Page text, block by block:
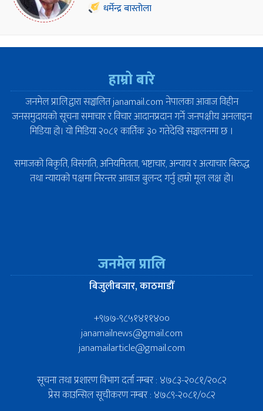
धर्मेन्द्र बास्तोला
हाम्रो बारे
जनमेल प्रा.लि.द्वारा सञ्चालित janamail.com नेपालका आवाज विहीन
जनसमुदायको सूचना समाचार र विचार आदानप्रदान गर्ने जनपक्षीय अनलाइन
मिडिया हो। यो मिडिया २०८१ कार्तिक ३० गतेदेखि सञ्चालनमा छ ।
समाजको बिकृति, विसंगति, अनियमितता, भष्टाचार, अन्याय र अत्याचार बिरुद्ध
तथा न्यायको पक्षमा निरन्तर आवाज बुलन्द गर्नु हाम्रो मूल लक्ष हो।
जनमेल प्रालि
बिजुलीबजार, काठमाडौँ
+९७७-९८५१४११४००
janamailnews@gmail.com
janamailarticle@gmail.com
सूचना तथा प्रशारण विभाग दर्ता नम्बर : ४७८३-२०८१/२०८२
प्रेस काउन्सिल सूचीकरण नम्बर : ४७८९-२०८१/०८२